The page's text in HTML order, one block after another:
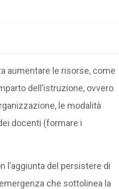
aumentare le risorse, come
dell’istruzione, ovvero
le modalità
docenti (formare i
l’aggiunta del persistere di
che sottolinea la